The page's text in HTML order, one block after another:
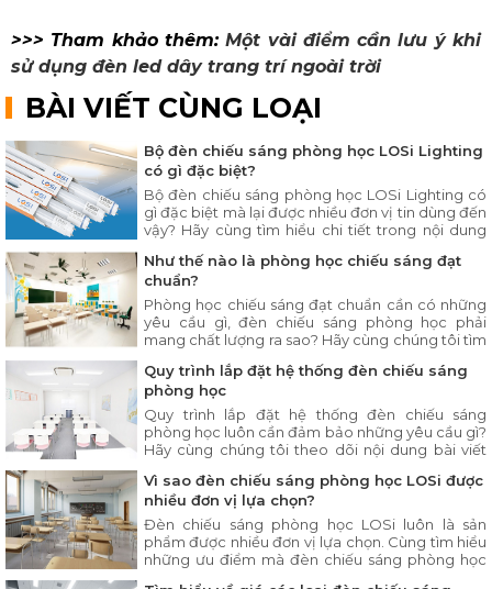
>>> Tham khảo thêm:Một vài điểm cần lưu ý khi
sử dụng đèn led dây trang trí ngoài trời
BÀI VIẾT CÙNG LOẠI
Bộ đèn chiếu sáng phòng học LOSi Lighting
có gì đặc biệt?
Bộ đèn chiếu sáng phòng học LOSi Lighting có
gì đặc biệt mà lại được nhiều đơn vị tin dùng đến
vậy? Hãy cùng tìm hiểu chi tiết trong nội dung
Như thế nào là phòng học chiếu sáng đạt
chuẩn?
Phòng học chiếu sáng đạt chuẩn cần có những
yêu cầu gì, đèn chiếu sáng phòng học phải
mang chất lượng ra sao? Hãy cùng chúng tôi tìm
Quy trình lắp đặt hệ thống đèn chiếu sáng
phòng học
Quy trình lắp đặt hệ thống đèn chiếu sáng
phòng học luôn cần đảm bảo những yêu cầu gì?
Hãy cùng chúng tôi theo dõi nội dung bài viết
Vì sao đèn chiếu sáng phòng học LOSi được
nhiều đơn vị lựa chọn?
Đèn chiếu sáng phòng học LOSi luôn là sản
phẩm được nhiều đơn vị lựa chọn. Cùng tìm hiểu
những ưu điểm mà đèn chiếu sáng phòng học